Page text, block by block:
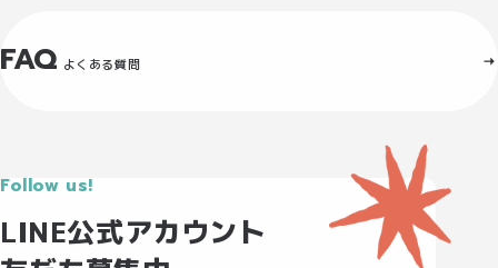
FAQ よくある質問
Follow us!
LINE公式アカウント